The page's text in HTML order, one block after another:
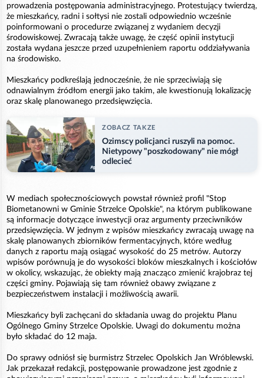
prowadzenia postępowania administracyjnego. Protestujący twierdzą,
że mieszkańcy, radni i sołtysi nie zostali odpowiednio wcześnie
poinformowani o procedurze związanej z wydaniem decyzji
środowiskowej. Zwracają także uwagę, że część opinii instytucji
została wydana jeszcze przed uzupełnieniem raportu oddziaływania
na środowisko.
Mieszkańcy podkreślają jednocześnie, że nie sprzeciwiają się
odnawialnym źródłom energii jako takim, ale kwestionują lokalizację
oraz skalę planowanego przedsięwzięcia.
ZOBACZ TAKZE
Ozimscy policjanci ruszyli na pomoc.
Nietypowy "poszkodowany" nie mógł
odlecieć
W mediach społecznościowych powstał również profil "Stop
Biometanowni w Gminie Strzelce Opolskie", na którym publikowane
są informacje dotyczące inwestycji oraz argumenty przeciwników
przedsięwzięcia. W jednym z wpisów mieszkańcy zwracają uwagę na
skalę planowanych zbiorników fermentacyjnych, które według
danych z raportu mają osiągać wysokość do 25 metrów. Autorzy
wpisów porównują je do wysokości bloków mieszkalnych i kościołów
w okolicy, wskazując, że obiekty mają znacząco zmienić krajobraz tej
części gminy. Pojawiają się tam również obawy związane z
bezpieczeństwem instalacji i możliwością awarii.
Mieszkańcy byli zachęcani do składania uwag do projektu Planu
Ogólnego Gminy Strzelce Opolskie. Uwagi do dokumentu można
było składać do 12 maja.
Do sprawy odniósł się burmistrz Strzelec Opolskich Jan Wróblewski.
Jak przekazał redakcji, postępowanie prowadzone jest zgodnie z